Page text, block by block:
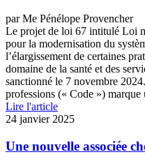
par Me Pénélope Provencher
Le projet de loi 67 intitulé Loi
pour la modernisation du
l’élargissement de certaines
domaine de la santé et des
sanctionné le 7 novembre
professions (« Code »)
Lire l'article
24 janvier 2025
Une nouvelle associée